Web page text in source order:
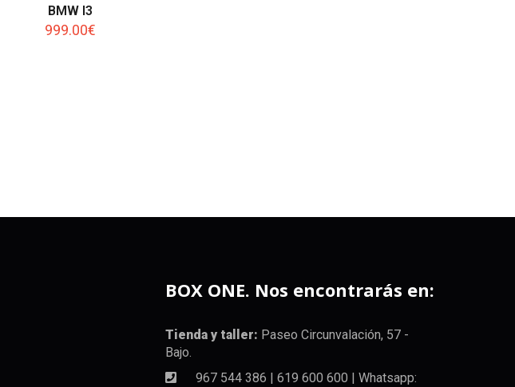
BMW I3
999.00€
BOX ONE. Nos encontrarás en:
Tienda y taller: Paseo Circunvalación, 57 -
Bajo.
967 544 386 | 619 600 600 | Whatsapp: